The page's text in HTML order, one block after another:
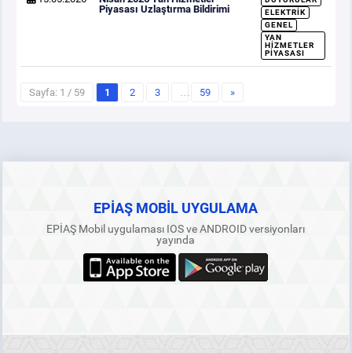
Piyasası Uzlaştırma Bildirimi
ELEKTRIK
GENEL
YAN
HIZMETLER
PIYASASI
Sayfa: 1 / 59 1 2 3 … 59 »
EPİAŞ MOBİL UYGULAMA
EPİAŞ Mobil uygulaması IOS ve ANDROID versiyonları
yayında